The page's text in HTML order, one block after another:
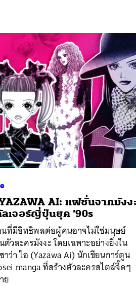
AI: แฟชั่นจากมังง
เจอร์ญี่ปุ่นยุค ’90s
ที่มีอิทธิพลต่อผู้คนอาจไม่ใช่มนุษย์
ตัวละครมังงะ โดยเฉพาะอย่างยิ่งใน
าว่า ไอ (Yazawa Ai) นักเขียนการ์ตูน
manga ที่สร้างตัวละครสไตล์จี๊ดๆ
ย
TWEET LINE EMAIL